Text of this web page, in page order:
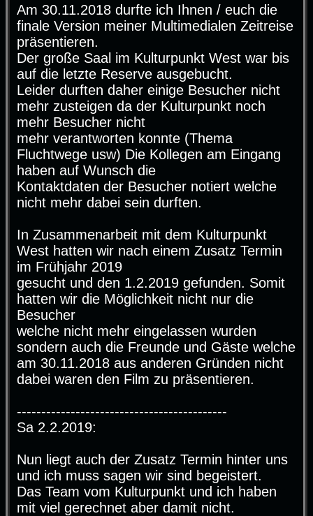
Am 30.11.2018 durfte ich Ihnen / euch die
finale Version meiner Multimedialen Zeitreise
präsentieren.
Der große Saal im Kulturpunkt West war bis
auf die letzte Reserve ausgebucht.
Leider durften daher einige Besucher nicht
mehr zusteigen da der Kulturpunkt noch
mehr Besucher nicht
mehr verantworten konnte (Thema
Fluchtwege usw) Die Kollegen am Eingang
haben auf Wunsch die
Kontaktdaten der Besucher notiert welche
nicht mehr dabei sein durften.
In Zusammenarbeit mit dem Kulturpunkt
West hatten wir nach einem Zusatz Termin
im Frühjahr 2019
gesucht und den 1.2.2019 gefunden. Somit
hatten wir die Möglichkeit nicht nur die
Besucher
welche nicht mehr eingelassen wurden
sondern auch die Freunde und Gäste welche
am 30.11.2018 aus anderen Gründen nicht
dabei waren den Film zu präsentieren.
-------------------------------------------
Sa 2.2.2019:
Nun liegt auch der Zusatz Termin hinter uns
und ich muss sagen wir sind begeistert.
Das Team vom Kulturpunkt und ich haben
mit viel gerechnet aber damit nicht.